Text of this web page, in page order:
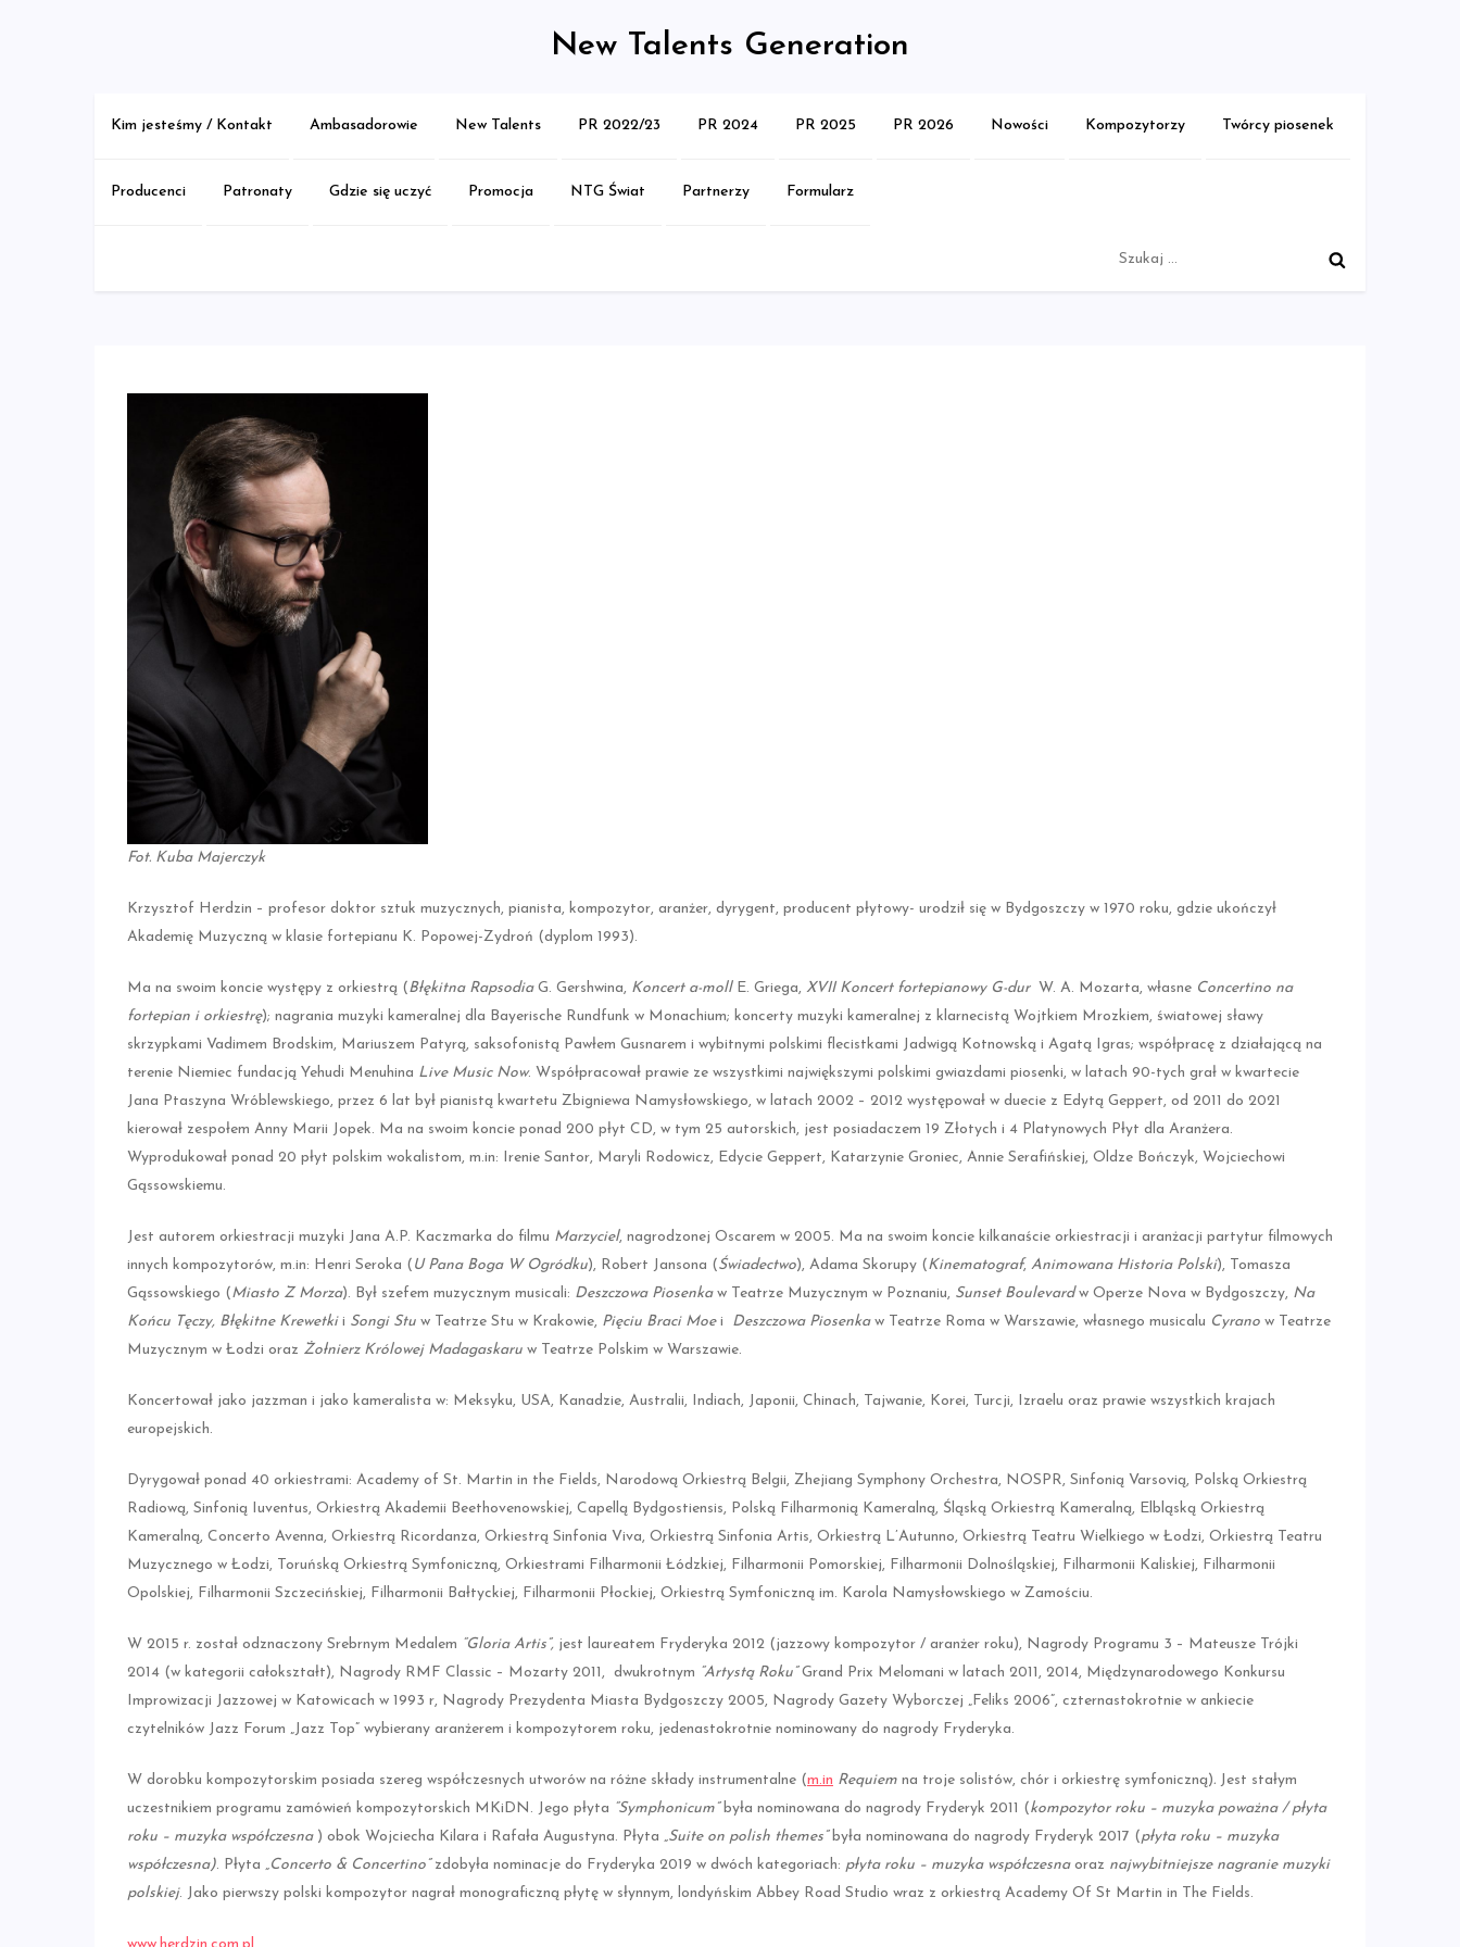
New Talents Generation
Kim jesteśmy / Kontakt Ambasadorowie New Talents PR 2022/23 PR 2024 PR 2025 PR 2026 Nowości Kompozytorzy Twórcy piosenek
Producenci Patronaty Gdzie się uczyć Promocja NTG Świat Partnerzy Formularz
Fot. Kuba Majerczyk
Krzysztof Herdzin – profesor doktor sztuk muzycznych, pianista, kompozytor, aranżer, dyrygent, producent płytowy- urodził się w Bydgoszczy w 1970 roku, gdzie ukończył
Akademię Muzyczną w klasie fortepianu K. Popowej-Zydroń (dyplom 1993).
Ma na swoim koncie występy z orkiestrą (Błękitna Rapsodia G. Gershwina, Koncert a-mollE. Griega, XVII Koncert fortepianowy G-durW. A. Mozarta, własne Concertino na
fortepian i orkiestrę); nagrania muzyki kameralnej dla Bayerische Rundfunk w Monachium; koncerty muzyki kameralnej z klarnecistą Wojtkiem Mrozkiem, światowej sławy
skrzypkami Vadimem Brodskim, Mariuszem Patyrą, saksofonistą Pawłem Gusnarem i wybitnymi polskimi flecistkami Jadwigą Kotnowską i Agatą Igras; współpracę z działającą na
terenie Niemiec fundacją Yehudi Menuhina Live Music Now. Współpracował prawie ze wszystkimi największymi polskimi gwiazdami piosenki, w latach 90-tych grał w kwartecie
Jana Ptaszyna Wróblewskiego, przez 6 lat był pianistą kwartetu Zbigniewa Namysłowskiego, w latach 2002 – 2012 występował w duecie z Edytą Geppert, od 2011 do 2021
kierował zespołem Anny Marii Jopek. Ma na swoim koncie ponad 200 płyt CD, w tym 25 autorskich, jest posiadaczem 19 Złotych i 4 Platynowych Płyt dla Aranżera.
Wyprodukował ponad 20 płyt polskim wokalistom, m.in: Irenie Santor, Maryli Rodowicz, Edycie Geppert, Katarzynie Groniec, Annie Serafińskiej, Oldze Bończyk, Wojciechowi
Gąssowskiemu.
Jest autorem orkiestracji muzyki Jana A.P. Kaczmarka do filmu Marzyciel, nagrodzonej Oscarem w 2005. Ma na swoim koncie kilkanaście orkiestracji i aranżacji partytur filmowych
innych kompozytorów, m.in: Henri Seroka ( U Pana Boga W Ogródku), Robert Jansona (Świadectwo), Adama Skorupy (Kinematograf, Animowana Historia Polski), Tomasza
Gąssowskiego (Miasto Z Morza). Był szefem muzycznym musicali: Deszczowa Piosenkaw Teatrze Muzycznym w Poznaniu, Sunset Boulevardw Operze Nova w Bydgoszczy, Na
Końcu Tęczy, Błękitne Krewetkii Songi Stu w Teatrze Stu w Krakowie, Pięciu Braci Moei Deszczowa Piosenkaw Teatrze Roma w Warszawie, własnego musicalu Cyrano w Teatrze
Muzycznym w Łodzi oraz Żołnierz Królowej Madagaskaru w Teatrze Polskim w Warszawie.
Koncertował jako jazzman i jako kameralista w: Meksyku, USA, Kanadzie, Australii, Indiach, Japonii, Chinach, Tajwanie, Korei, Turcji, Izraelu oraz prawie wszystkich krajach
europejskich.
Dyrygował ponad 40 orkiestrami: Academy of St. Martin in the Fields, Narodową Orkiestrą Belgii, Zhejiang Symphony Orchestra, NOSPR, Sinfonią Varsovią, Polską Orkiestrą
Radiową, Sinfonią Iuventus, Orkiestrą Akademii Beethovenowskiej, Capellą Bydgostiensis, Polską Filharmonią Kameralną, Śląską Orkiestrą Kameralną, Elbląską Orkiestrą
Kameralną, Concerto Avenna, Orkiestrą Ricordanza, Orkiestrą Sinfonia Viva, Orkiestrą Sinfonia Artis, Orkiestrą L’Autunno, Orkiestrą Teatru Wielkiego w Łodzi, Orkiestrą Teatru
Muzycznego w Łodzi, Toruńską Orkiestrą Symfoniczną, Orkiestrami Filharmonii Łódzkiej, Filharmonii Pomorskiej, Filharmonii Dolnośląskiej, Filharmonii Kaliskiej, Filharmonii
Opolskiej, Filharmonii Szczecińskiej, Filharmonii Bałtyckiej, Filharmonii Płockiej, Orkiestrą Symfoniczną im. Karola Namysłowskiego w Zamościu.
W 2015 r. został odznaczony Srebrnym Medalem “Gloria Artis”, jest laureatem Fryderyka 2012 (jazzowy kompozytor / aranżer roku), Nagrody Programu 3 – Mateusze Trójki
2014 (w kategorii całokształt), Nagrody RMF Classic – Mozarty 2011, dwukrotnym “Artystą Roku”Grand Prix Melomani w latach 2011, 2014, Międzynarodowego Konkursu
Improwizacji Jazzowej w Katowicach w 1993 r, Nagrody Prezydenta Miasta Bydgoszczy 2005, Nagrody Gazety Wyborczej „Feliks 2006”, czternastokrotnie w ankiecie
czytelników Jazz Forum „Jazz Top” wybierany aranżerem i kompozytorem roku, jedenastokrotnie nominowany do nagrody Fryderyka.
W dorobku kompozytorskim posiada szereg współczesnych utworów na różne składy instrumentalne (m.in Requiem na troje solistów, chór i orkiestrę symfoniczną). Jest stałym
uczestnikiem programu zamówień kompozytorskich MKiDN. Jego płyta “Symphonicum”była nominowana do nagrody Fryderyk 2011 (kompozytor roku – muzyka poważna / płyta
roku – muzyka współczesna ) obok Wojciecha Kilara i Rafała Augustyna. Płyta „Suite on polish themes”była nominowana do nagrody Fryderyk 2017 (płyta roku – muzyka
współczesna). Płyta „Concerto & Concertino”zdobyła nominacje do Fryderyka 2019 w dwóch kategoriach: płyta roku – muzyka współczesnaoraz najwybitniejsze nagranie muzyki
polskiej. Jako pierwszy polski kompozytor nagrał monograficzną płytę w słynnym, londyńskim Abbey Road Studio wraz z orkiestrą Academy Of St Martin in The Fields.